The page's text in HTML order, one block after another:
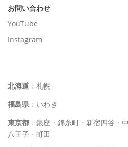
お問い合わせ
YouTube
Instagram
北海道 ： 札幌
福島県 ： いわき
東京都 ： 銀座 ・ 錦糸町 ・ 新宿四谷 ・
八王子 ・ 町田